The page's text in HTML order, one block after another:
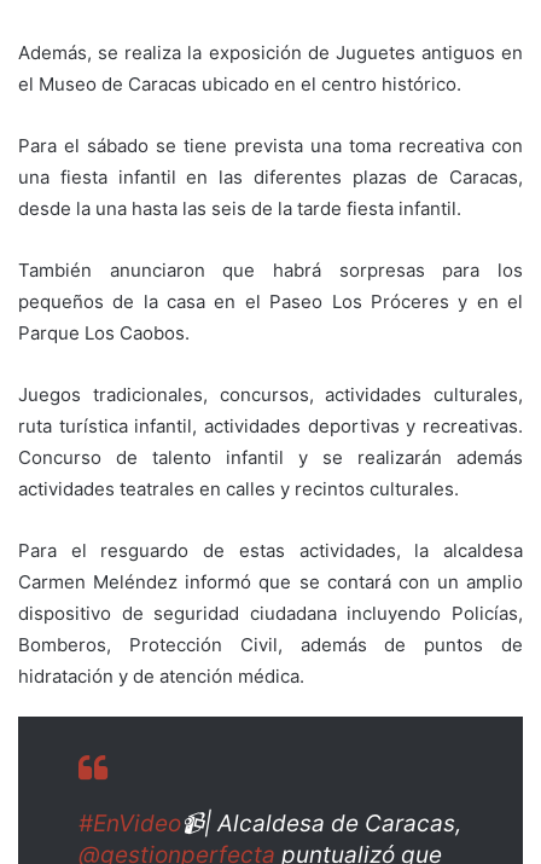
Además, se realiza la exposición de Juguetes antiguos en
el Museo de Caracas ubicado en el centro histórico.
Para el sábado se tiene prevista una toma recreativa con
una fiesta infantil en las diferentes plazas de Caracas,
desde la una hasta las seis de la tarde fiesta infantil.
También anunciaron que habrá sorpresas para los
pequeños de la casa en el Paseo Los Próceres y en el
Parque Los Caobos.
Juegos tradicionales, concursos, actividades culturales,
ruta turística infantil, actividades deportivas y recreativas.
Concurso de talento infantil y se realizarán además
actividades teatrales en calles y recintos culturales.
Para el resguardo de estas actividades, la alcaldesa
Carmen Meléndez informó que se contará con un amplio
dispositivo de seguridad ciudadana incluyendo Policías,
Bomberos, Protección Civil, además de puntos de
hidratación y de atención médica.
#EnVideo📹| Alcaldesa de Caracas,
@gestionperfecta puntualizó que